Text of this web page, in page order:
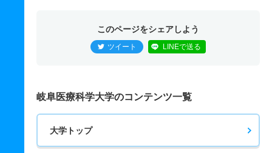
このページをシェアしよう
ツイート LINEで送る
岐阜医療科学大学のコンテンツ一覧
大学トップ